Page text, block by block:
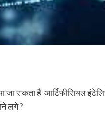
जा सकता है, आर्टिफीसियल
लगे ?